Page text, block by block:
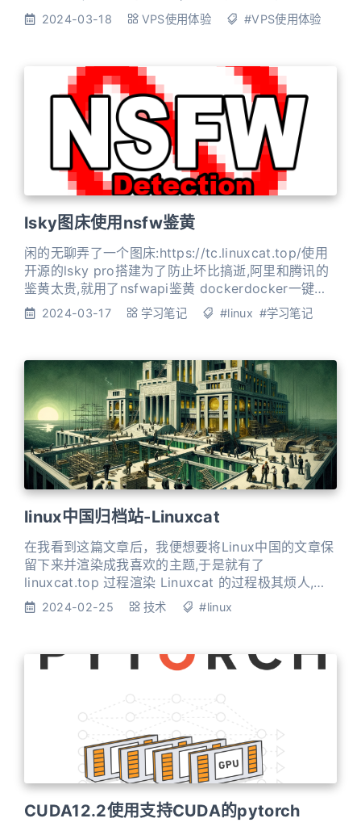
器,不过也根据群友提供的测试信息在雨云论坛做了粗
略的总结于是我在第二天上午试用了一台高配版来测
233333) 配置信息CPU均为EPYC7702,带宽均为上
下对等,硬盘免费30G,可自己加,带宽单
2024-03-18 VPS使用体验 #VPS使用体验
lsky图床使用nsfw鉴黄
闲的无聊弄了一个图床:https://tc.linuxcat.top/使用
开源的lsky pro搭建为了防止坏比搞逝,阿里和腾讯的
鉴黄太贵,就用了nsfwapi鉴黄 dockerdocker一键安
装 1docker run -p 3000:3000
ghcr.io/arnidan/nsfw-api:latest 如果你机器在国内,
2024-03-17 学习笔记 #linux #学习笔记
linux中国归档站-Linuxcat
在我看到这篇文章后，我便想要将Linux中国的文章保
留下来并渲染成我喜欢的主题,于是就有了
linuxcat.top 过程渲染 Linuxcat 的过程极其烦人,
windows 的最大打开文件数使我无法再 windows 上
进行渲染 User interface objects support only one
2024-02-25 技术 #linux
CUDA12.2使用支持CUDA的pytorch